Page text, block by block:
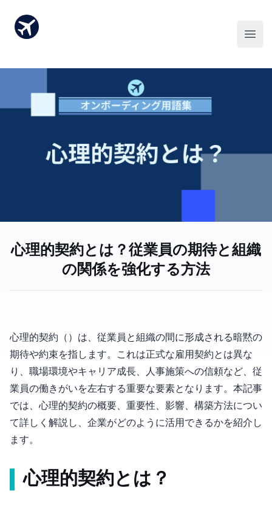
心理的契約とは？従業員の期待と組織
の関係を強化する方法
心理的契約（Psychological Contract）は、従業員と組織の間に形成される暗黙の
期待や約束を指します。これは正式な雇用契約とは異な
り、職場環境やキャリア成長、人事施策への信頼など、従
業員の働きがいを左右する重要な要素となります。本記事
では、心理的契約の概要、重要性、影響、構築方法につい
て詳しく解説し、企業がどのように活用できるかを紹介し
ます。
心理的契約とは？